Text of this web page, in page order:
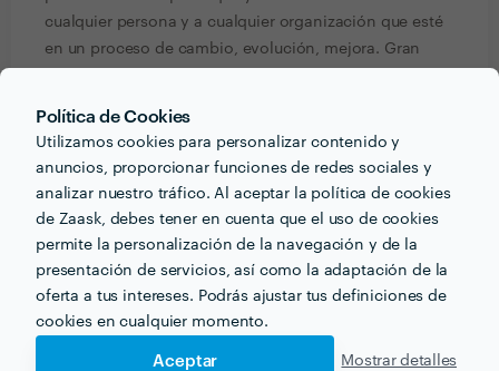
Política de Cookies
Utilizamos cookies para personalizar contenido y
anuncios, proporcionar funciones de redes sociales y
analizar nuestro tráfico. Al aceptar la política de cookies
de Zaask, debes tener en cuenta que el uso de cookies
permite la personalización de la navegación y de la
presentación de servicios, así como la adaptación de la
oferta a tus intereses. Podrás ajustar tus definiciones de
cookies en cualquier momento.
Aceptar Mostrar detalles
cualquier persona y a cualquier organización que esté
en un proceso de cambio, evolución, mejora. Gran
Ver más
PREGUNTAS Y RESPUESTAS
¿Qué información debe pensar el cliente o clienta